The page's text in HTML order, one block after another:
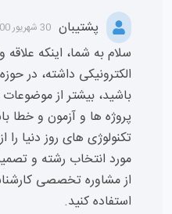
پشتیبان 30 شهریور 1400
سلام به شما، اینکه
الکترونیکی داشته، در
باشید، بیشتر از موضوعات
پروژه ها و آزمون و خطا
تکنولوژی های روز دنیا
مورد انتخاب رشته و
از مشاوره تخصصی
استفاده کنید.